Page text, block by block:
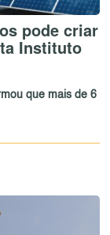
pode criar
Instituto
que mais de 6